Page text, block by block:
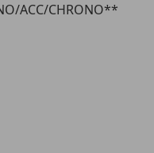
ACC/CHRONO**